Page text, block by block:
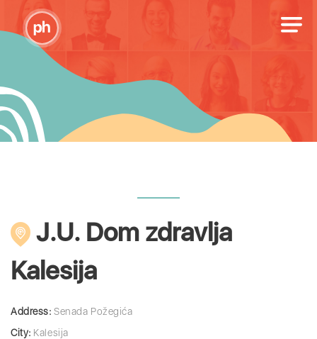
J.U. Dom zdravlja
Kalesija
Address: Senada Požegića
City: Kalesija